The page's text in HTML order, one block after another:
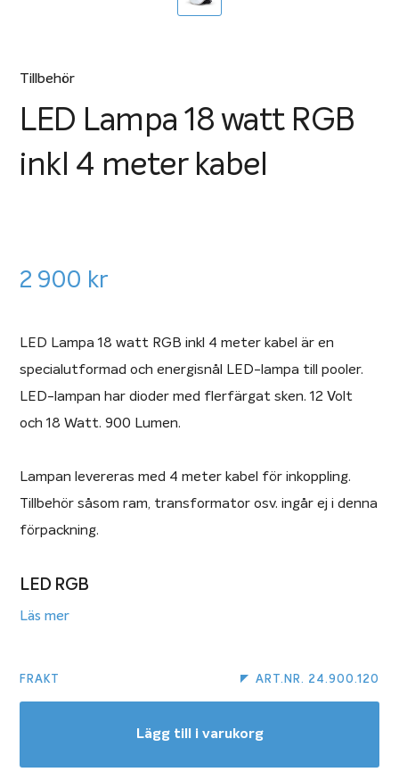
Tillbehör
LED Lampa 18 watt RGB
inkl 4 meter kabel
2 900 kr
LED Lampa 18 watt RGB inkl 4 meter kabel är en
specialutformad och energisnål LED-lampa till pooler.
LED-lampan har dioder med flerfärgat sken. 12 Volt
och 18 Watt. 900 Lumen.
Lampan levereras med 4 meter kabel för inkoppling.
Tillbehör såsom ram, transformator osv. ingår ej i denna
förpackning.
LED RGB
Detta är en högteknologisk, elektroniskt kontrollerad
Dessa tre basfärger kan tillsammans skapa en mängd
olika färger för att skapa den perfekta atmosfären i
din pool. Samtliga 16 förprogrammerade färgval kan
Läs mer
FRAKT ART.NR. 24.900.120
Lägg till i varukorg